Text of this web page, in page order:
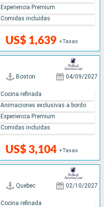
US$ 1,639 +Tasas
Experiencia Premium
Comidas incluidas
Boston 04/09/2027
US$ 3,104 +Tasas
Cocina refinada
Animaciones exclusivas a bordo
Experiencia Premium
Comidas incluidas
Quebec 02/10/2027
Cocina refinada